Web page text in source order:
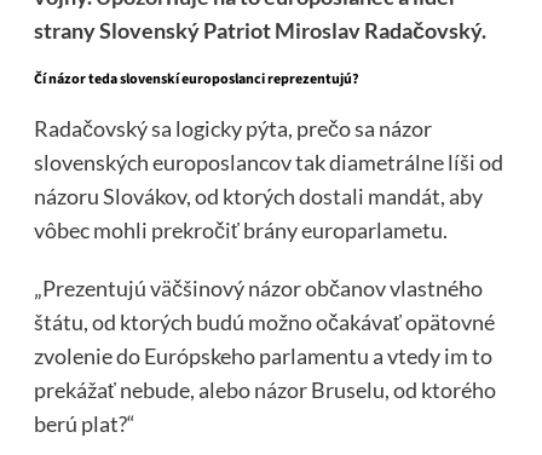
strany Slovenský Patriot Miroslav Radačovský.
Čí názor teda slovenskí europoslanci reprezentujú?
Radačovský sa logicky pýta, prečo sa názor
slovenských europoslancov tak diametrálne líši od
názoru Slovákov, od ktorých dostali mandát, aby
vôbec mohli prekročiť brány europarlametu.
„Prezentujú väčšinový názor občanov vlastného
štátu, od ktorých budú možno očakávať opätovné
zvolenie do Európskeho parlamentu a vtedy im to
prekážať nebude, alebo názor Bruselu, od ktorého
berú plat?“